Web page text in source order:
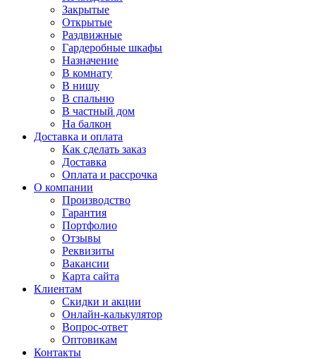
Закрытые
Открытые
Раздвижные
Гардеробные шкафы
Назначение
В комнату
В нишу
В спальню
В частный дом
На балкон
Доставка и оплата
Как сделать заказ
Доставка
Оплата и рассрочка
О компании
Производство
Гарантия
Портфолио
Отзывы
Реквизиты
Вакансии
Карта сайта
Клиентам
Скидки и акции
Онлайн-калькулятор
Вопрос-ответ
Оптовикам
Контакты